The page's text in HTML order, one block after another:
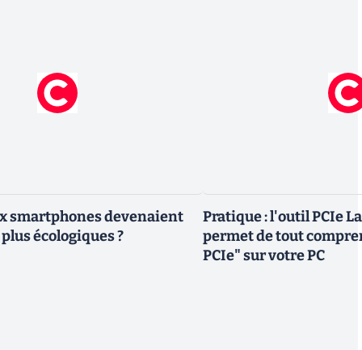
smartphones devenaient
écologiques ?
Pratique : l'outil PCIe
permet de tout
PCIe" sur votre PC